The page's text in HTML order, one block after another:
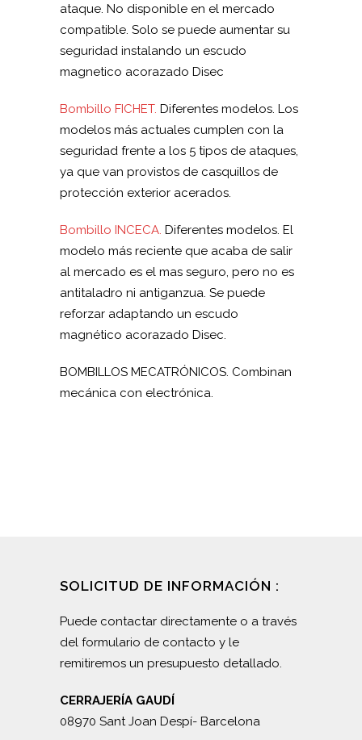
ataque. No disponible en el mercado
compatible. Solo se puede aumentar su
seguridad instalando un escudo
magnetico acorazado Disec
Bombillo FICHET. Diferentes modelos. Los
modelos más actuales cumplen con la
seguridad frente a los 5 tipos de ataques,
ya que van provistos de casquillos de
protección exterior acerados.
Bombillo INCECA. Diferentes modelos. El
modelo más reciente que acaba de salir
al mercado es el mas seguro, pero no es
antitaladro ni antiganzua. Se puede
reforzar adaptando un escudo
magnético acorazado Disec.
BOMBILLOS MECATRÓNICOS. Combinan
mecánica con electrónica.
SOLICITUD DE INFORMACIÓN :
Puede contactar directamente o a través
del formulario de contacto y le
remitiremos un presupuesto detallado.
CERRAJERÍA GAUDÍ
08970 Sant Joan Despí- Barcelona